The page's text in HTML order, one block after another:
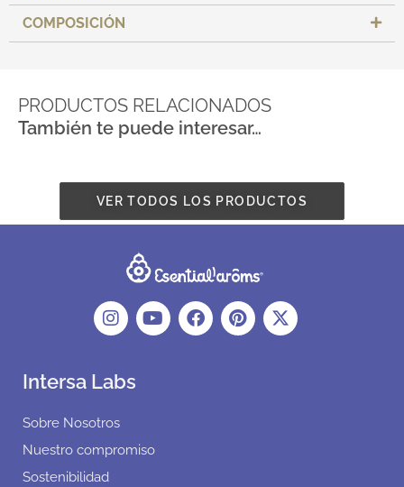
COMPOSICIÓN
PRODUCTOS RELACIONADOS
También te puede interesar…
VER TODOS LOS PRODUCTOS
Intersa Labs
Sobre Nosotros
Nuestro compromiso
Sostenibilidad